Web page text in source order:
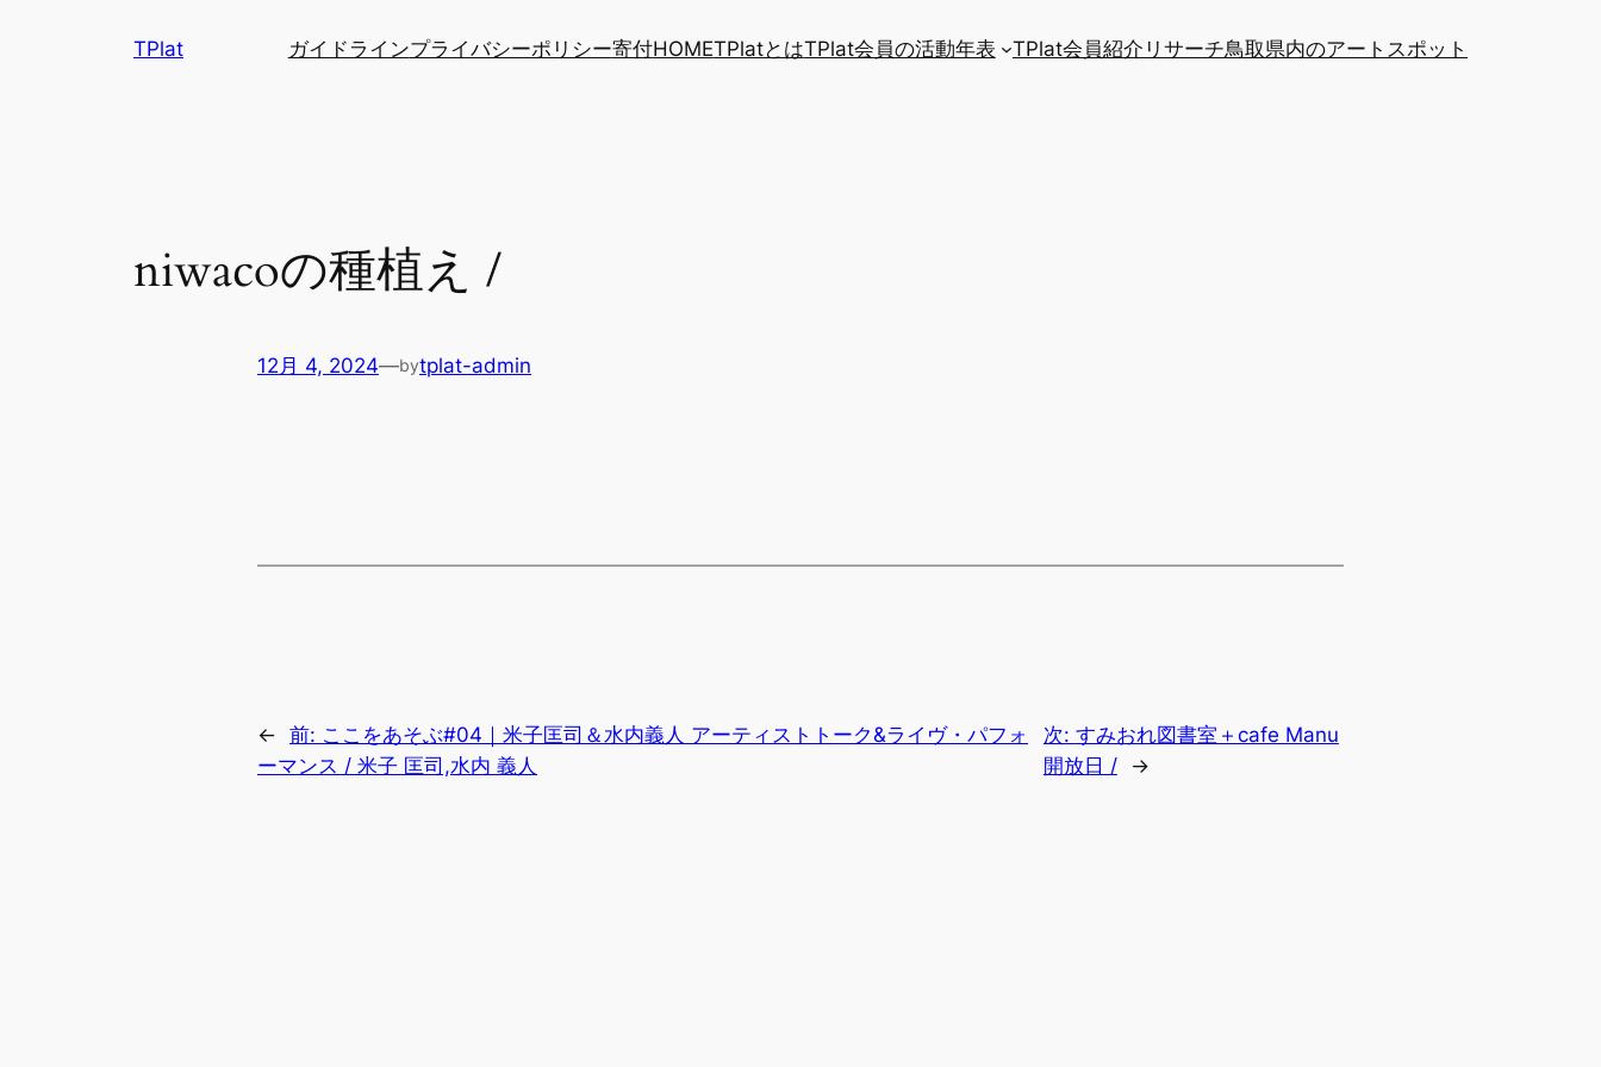
TPlat ガイドラインプライバシーポリシー寄付HOMETPlatとはTPlat会員の活動年表 TPlat会員紹介 リサーチ鳥取県内のアートスポット
niwacoの種植え /
12月 4, 2024—bytplat-admin
← 前: ここをあそぶ#04｜米子匡司＆水内義人 アーティストトーク&ライヴ・パフォ
ーマンス / 米子 匡司,水内 義人
次: すみおれ図書室＋cafe Manu
開放日 /
→